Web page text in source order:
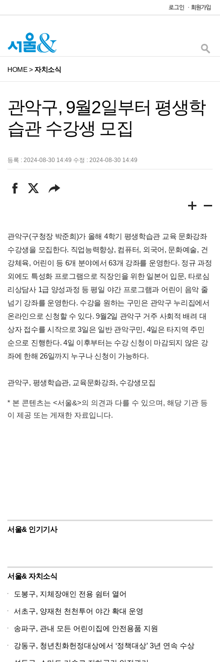
HOME>자치소식
관악구, 9월2일부터 평생학
습관 수강생 모집
등록 : 2024-08-30 14:49 수정 : 2024-08-30 14:49
관악구(구청장 박준희)가 올해 4학기 평생학습관 교육 문화강좌
수강생을 모집한다. 직업능력향상, 컴퓨터, 외국어, 문화예술, 건
강체육, 어린이 등 6개 분야에서 63개 강좌를 운영한다. 정규 과정
외에도 특성화 프로그램으로 직장인을 위한 일본어 입문, 타로심
리상담사 1급 양성과정 등 평일 야간 프로그램과 어린이 음악 줄
넘기 강좌를 운영한다. 수강을 원하는 구민은 관악구 누리집에서
온라인으로 신청할 수 있다. 9월2일 관악구 거주 사회적 배려 대
상자 접수를 시작으로 3일은 일반 관악구민, 4일은 타지역 주민
순으로 진행한다. 4일 이후부터는 수강 신청이 마감되지 않은 강
좌에 한해 26일까지 누구나 신청이 가능하다.
관악구, 평생학습관, 교육문화강좌, 수강생모집
* 본 콘텐츠는 <서울&>의 의견과 다를 수 있으며, 해당 기관 등
이 제공 또는 게재한 자료입니다.
서울& 인기기사
서울& 자치소식
도봉구, 지체장애인 전용 쉼터 열어
서초구, 양재천 천천투어 야간 확대 운영
송파구, 관내 모든 어린이집에 안전용품 지원
강동구, 청년친화헌정대상에서 ‘정책대상’ 3년 연속 수상